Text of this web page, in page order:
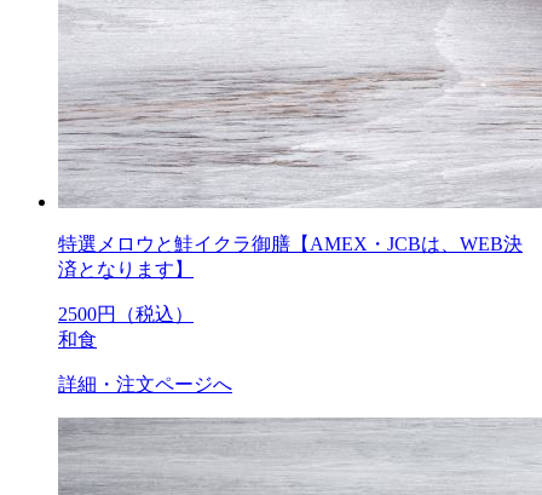
特選メロウと鮭イクラ御膳【AMEX・JCBは、WEB決
済となります】
2500円（税込）
和食
詳細・注文ページへ